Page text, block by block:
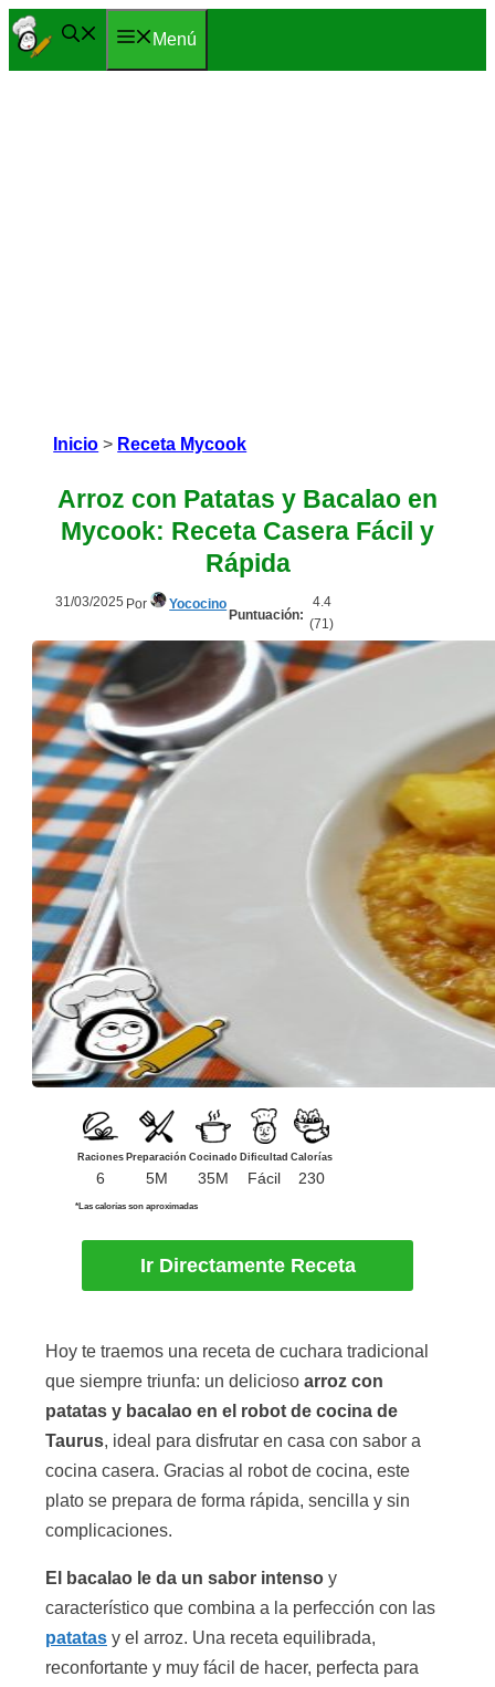
Saltar
al
Menú
Inicio > Receta Mycook
Arroz con Patatas y Bacalao en
Mycook: Receta Casera Fácil y
Rápida
31/03/2025 Por Yococino
Puntuación:
4.4
(71)
Raciones
6
Preparación
5M
Cocinado
35M
Dificultad
Fácil
Calorías
230
*Las calorías son aproximadas
Ir Directamente Receta
Hoy te traemos una receta de cuchara tradicional
que siempre triunfa: un delicioso arroz con
patatas y bacalao en el robot de cocina de
Taurus, ideal para disfrutar en casa con sabor a
cocina casera. Gracias al robot de cocina, este
plato se prepara de forma rápida, sencilla y sin
complicaciones.
El bacalao le da un sabor intenso y
característico que combina a la perfección con las
patatas y el arroz. Una receta equilibrada,
reconfortante y muy fácil de hacer, perfecta para